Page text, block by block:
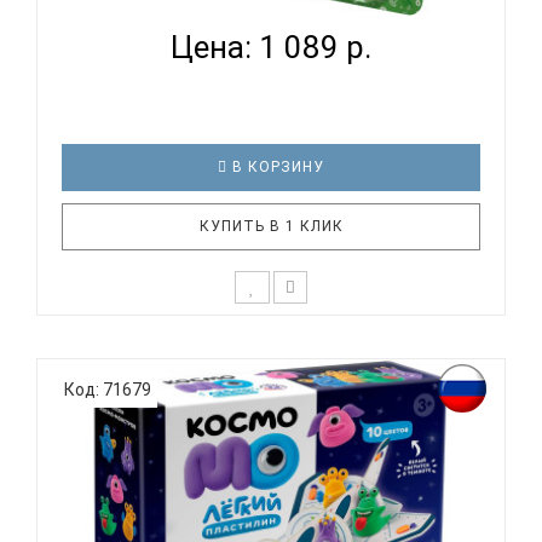
Цена: 1 089 р.
В КОРЗИНУ
КУПИТЬ В 1 КЛИК
Колобок". Заполни объемную книжку с историей.
Создай своих персонажей и расскажи с их
помощью свою историю. Слепи свои красочные
открытки. Все это и не только в одном
наборе.Дополнительная ИнформацияСтрана прои..
Код: 71679